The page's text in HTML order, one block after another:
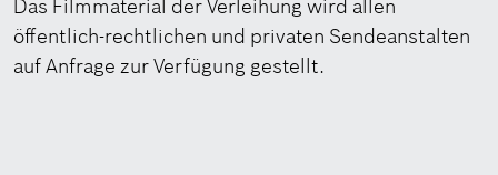
Das Filmmaterial der Verleihung wird allen
öffentlich-rechtlichen und privaten Sendeanstalten
auf Anfrage zur Verfügung gestellt.